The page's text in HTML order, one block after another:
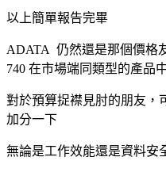
以上簡單報告完畢
ADATA 仍然還是那個價格
740 在市場端同類型的產品
對於預算捉襟見肘的朋友，
加分一下
無論是工作效能還是資料安